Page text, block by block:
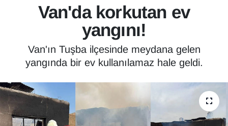
Van'da korkutan ev
yangını!
Van'ın Tuşba ilçesinde meydana gelen
yangında bir ev kullanılamaz hale geldi.
Biyografi
Bölge Haberleri
ÇEVRE
Deprem
Dernekler, Odalar
Van Trafik Yoğunluk Haritası
Süper Lig Puan Durumu ve Fikstür
Tüm Manşetler
Son Dakika Haberleri
Haber Arşivi